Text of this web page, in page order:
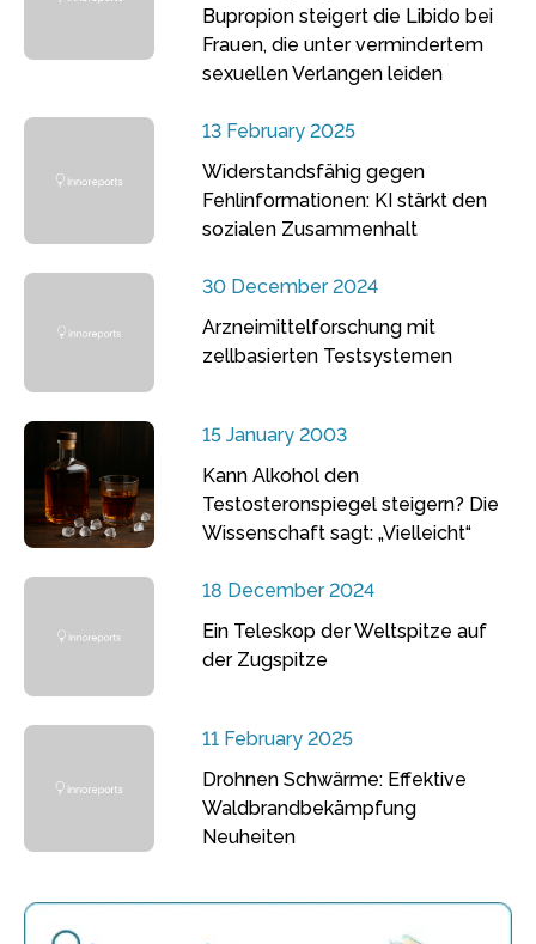
Bupropion steigert die Libido bei
Frauen, die unter vermindertem
sexuellen Verlangen leiden
13 February 2025
Widerstandsfähig gegen
Fehlinformationen: KI stärkt den
sozialen Zusammenhalt
30 December 2024
Arzneimittelforschung mit
zellbasierten Testsystemen
15 January 2003
Kann Alkohol den
Testosteronspiegel steigern? Die
Wissenschaft sagt: „Vielleicht“
18 December 2024
Ein Teleskop der Weltspitze auf
der Zugspitze
11 February 2025
Drohnen Schwärme: Effektive
Waldbrandbekämpfung
Neuheiten